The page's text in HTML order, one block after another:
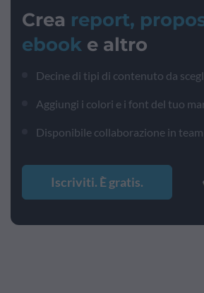
Crea report,
ebook e altro
Decine di tipi di contenuto da
Aggiungi i colori e i font del tuo
Disponibile collaborazione in team
Iscriviti. È gratis.